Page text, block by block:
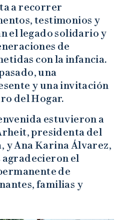
a recorrer
testimonios y
el legado solidario y
de
con la infancia.
una
y una invitación
del Hogar.
estuvieron a
presidenta del
y Ana Karina Álvarez,
el
de
familias y